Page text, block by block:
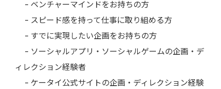
– ベンチャーマインドをお持ちの方
– スピード感を持って仕事に取り組める方
– すでに実現したい企画をお持ちの方
– ソーシャルアプリ・ソーシャルゲームの企画・デ
ィレクション経験者
– ケータイ公式サイトの企画・ディレクション経験